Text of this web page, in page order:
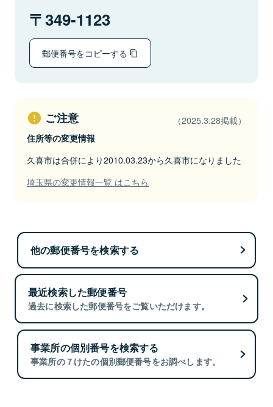
349-1123
郵便番号をコピーする
ご注意 （2025.3.28掲載）
住所等の変更情報
久喜市は合併により2010.03.23から久喜市になりました
埼玉県の変更情報一覧 はこちら
他の郵便番号を検索する
最近検索した郵便番号
過去に検索した郵便番号をご覧いただけます。
事業所の個別番号を検索する
事業所の７けたの個別郵便番号をお調べします。